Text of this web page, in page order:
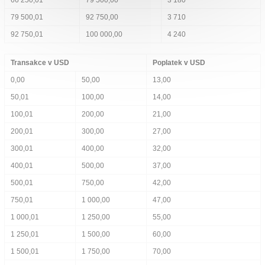
79 500,01 92 750,00 3 710
92 750,01 100 000,00 4 240
Transakce v USD Poplatek v USD
0,00 50,00 13,00
50,01 100,00 14,00
100,01 200,00 21,00
200,01 300,00 27,00
300,01 400,00 32,00
400,01 500,00 37,00
500,01 750,00 42,00
750,01 1 000,00 47,00
1 000,01 1 250,00 55,00
1 250,01 1 500,00 60,00
1 500,01 1 750,00 70,00